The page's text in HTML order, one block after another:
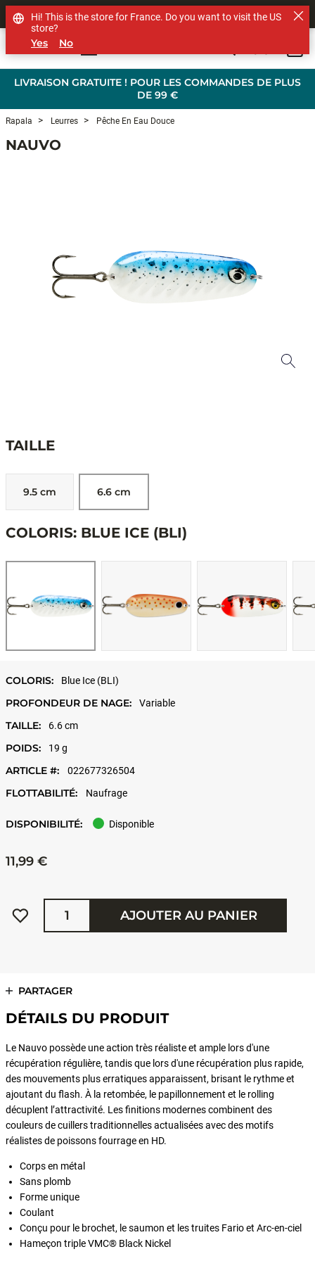
LIVRAISON GRATUITE ! POUR LES COMMANDES DE PLUS
DE 99 €
SHOP OTHER BRANDS
Rapala Leurres Pêche En Eau Douce
NAUVO
TAILLE
9.5 cm 6.6 cm
COLORIS: BLUE ICE (BLI)
COLORIS: Blue Ice (BLI)
PROFONDEUR DE NAGE: Variable
TAILLE: 6.6 cm
POIDS: 19 g
ARTICLE #: 022677326504
FLOTTABILITÉ: Naufrage
DISPONIBILITÉ: Disponible
11,99 €
Quantité
AJOUTER AU PANIER
PARTAGER
DÉTAILS DU PRODUIT
Le Nauvo possède une action très réaliste et ample lors d'une
récupération régulière, tandis que lors d'une récupération plus rapide,
des mouvements plus erratiques apparaissent, brisant le rythme et
ajoutant du flash. À la retombée, le papillonnement et le rolling
décuplent l’attractivité. Les finitions modernes combinent des
couleurs de cuillers traditionnelles actualisées avec des motifs
réalistes de poissons fourrage en HD.
Corps en métal
Sans plomb
Forme unique
Coulant
Conçu pour le brochet, le saumon et les truites Fario et Arc-en-ciel
Hameçon triple VMC® Black Nickel
Hi! This is the store for France. Do you want to visit the US
store?
Yes No